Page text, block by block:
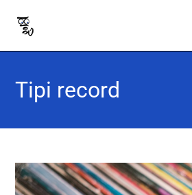
Tipi record